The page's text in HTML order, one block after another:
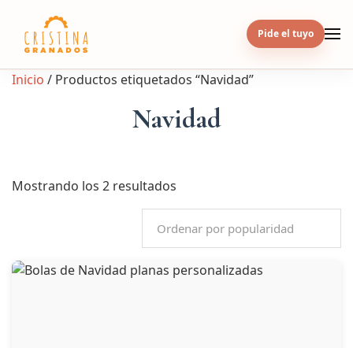
content
Pide el tuyo
Inicio / Productos etiquetados “Navidad”
Navidad
Mostrando los 2 resultados
por
popularidad